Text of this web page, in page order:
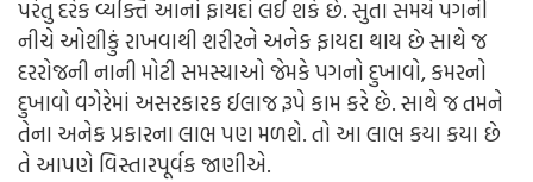
પરંતુ દરેક વ્યક્તિ આનો ફાયદો લઈ શકે છે. સુતા સમયે પગની
નીચે ઓશીકું રાખવાથી શરીરને અનેક ફાયદા થાય છે સાથે જ
દરરોજની નાની મોટી સમસ્યાઓ જેમકે પગનો દુખાવો, કમરનો
દુખાવો વગેરેમાં અસરકારક ઈલાજ રૂપે કામ કરે છે. સાથે જ તમને
તેના અનેક પ્રકારના લાભ પણ મળશે. તો આ લાભ કયા કયા છે
તે આપણે વિસ્તારપૂર્વક જાણીએ.